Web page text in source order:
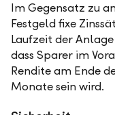
Im Gegensatz zu
Festgeld fixe
Laufzeit der
dass Sparer im
Rendite am Ende
Monate sein wird.